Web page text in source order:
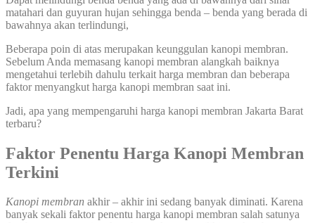
matahari dan guyuran hujan sehingga benda – benda yang berada di
bawahnya akan terlindungi,
Beberapa poin di atas merupakan keunggulan kanopi membran.
Sebelum Anda memasang kanopi membran alangkah baiknya
mengetahui terlebih dahulu terkait harga membran dan beberapa
faktor menyangkut harga kanopi membran saat ini.
Jadi, apa yang mempengaruhi harga kanopi membran Jakarta Barat
terbaru?
Faktor Penentu Harga Kanopi Membran
Terkini
Kanopi membran akhir – akhir ini sedang banyak diminati. Karena
banyak sekali faktor penentu harga kanopi membran salah satunya